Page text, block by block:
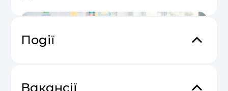
Події
продають
Вакансії